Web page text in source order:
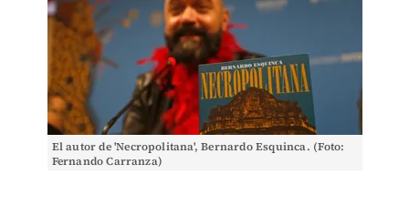
El autor de 'Necropolitana', Bernardo Esquinca. (Foto:
Fernando Carranza)